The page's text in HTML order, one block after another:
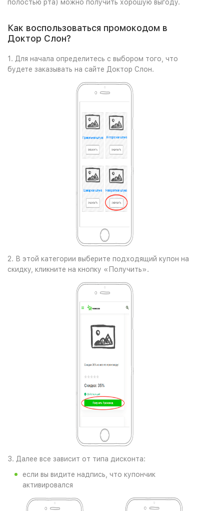
полостью рта) можно получить хорошую выгоду.
Как воспользоваться промокодом в
Доктор Слон?
1. Для начала определитесь с выбором того, что
будете заказывать на сайте Доктор Слон.
2. В этой категории выберите подходящий купон на
скидку, кликните на кнопку «Получить».
3. Далее все зависит от типа дисконта:
если вы видите надпись, что купончик
активировался